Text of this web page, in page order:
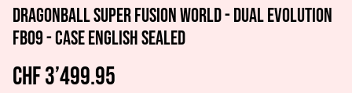
Dragonball Super Fusion World - Dual Evolution
FB09 - Case ENGLISH SEALED
CHF 3’499.95